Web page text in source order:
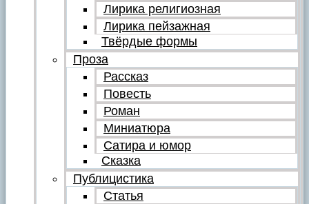
Лирика религиозная
Лирика пейзажная
Твёрдые формы
Проза
Рассказ
Повесть
Роман
Миниатюра
Сатира и юмор
Сказка
Публицистика
Статья